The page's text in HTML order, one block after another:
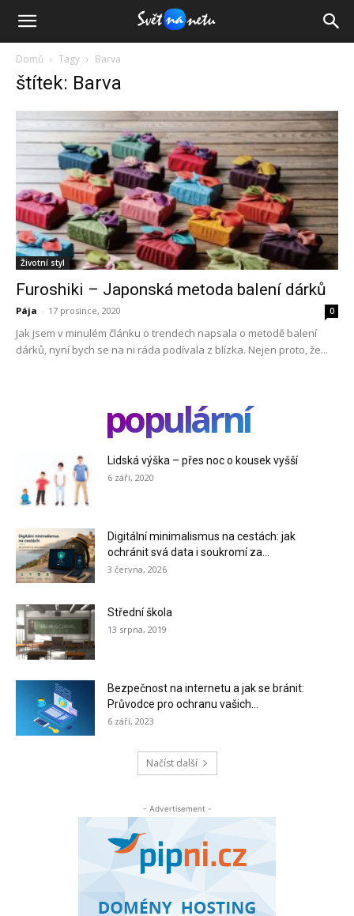
Domů Tagy Barva
štítek: Barva
Životní styl
Furoshiki – Japonská metoda balení dárků
Pája - 17 prosince, 2020 0
Jak jsem v minulém článku o trendech napsala o metodě balení
dárků, nyní bych se na ni ráda podívala z blízka. Nejen proto, že...
populární
Lidská výška – přes noc o kousek vyšší
6 září, 2020
Digitální minimalismus na cestách: jak
ochránit svá data i soukromí za...
3 června, 2026
Střední škola
13 srpna, 2019
Bezpečnost na internetu a jak se bránit:
Průvodce pro ochranu vašich...
6 září, 2023
Načíst další
- Advertisement -